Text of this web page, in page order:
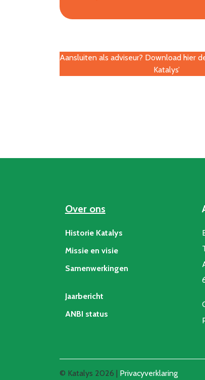
Aansluiten als adviseur? Download hier
Katalys’
Over ons
Historie Katalys
Missie en visie
Samenwerkingen
Jaarbericht
ANBI status
© Katalys 2026 | Privacyverklaring